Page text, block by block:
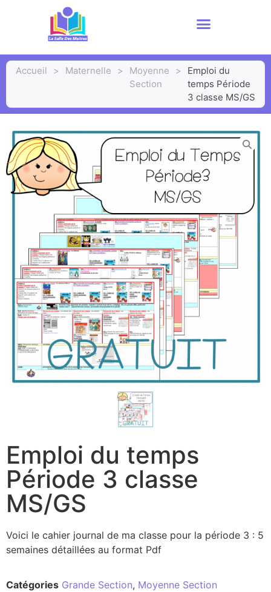
Accueil > Maternelle >
Moyenne
Section
>
Emploi du
temps Période
3 classe MS/GS
Emploi du temps
Période 3 classe
MS/GS
Voici le cahier journal de ma classe pour la période 3 : 5
semaines détaillées au format Pdf
Catégories Grande Section, Moyenne Section